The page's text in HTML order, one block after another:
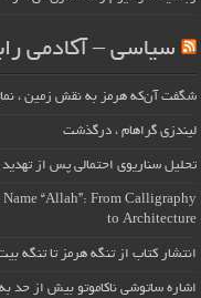
سیاسی – آکادمی
شگفت آن‌که هرمز به نقش زمین ،
لیندزی گراهام ، درگذشت
تحلیل سناریوی احتمالی پس از تهدید
“Allah”: From Calligraphy
to Architecture
انتشار کتاب از تنگه هرمز تا تنگه
اشاره ساتوشی ناکاموتو بیش از حد